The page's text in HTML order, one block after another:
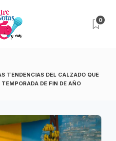
0
TENDENCIAS DEL CALZADO QUE
DE FIN DE AÑO